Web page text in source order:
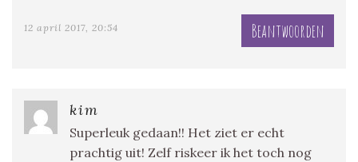
12 april 2017, 20:54 Beantwoorden
kim
Superleuk gedaan!! Het ziet er echt
prachtig uit! Zelf riskeer ik het toch nog